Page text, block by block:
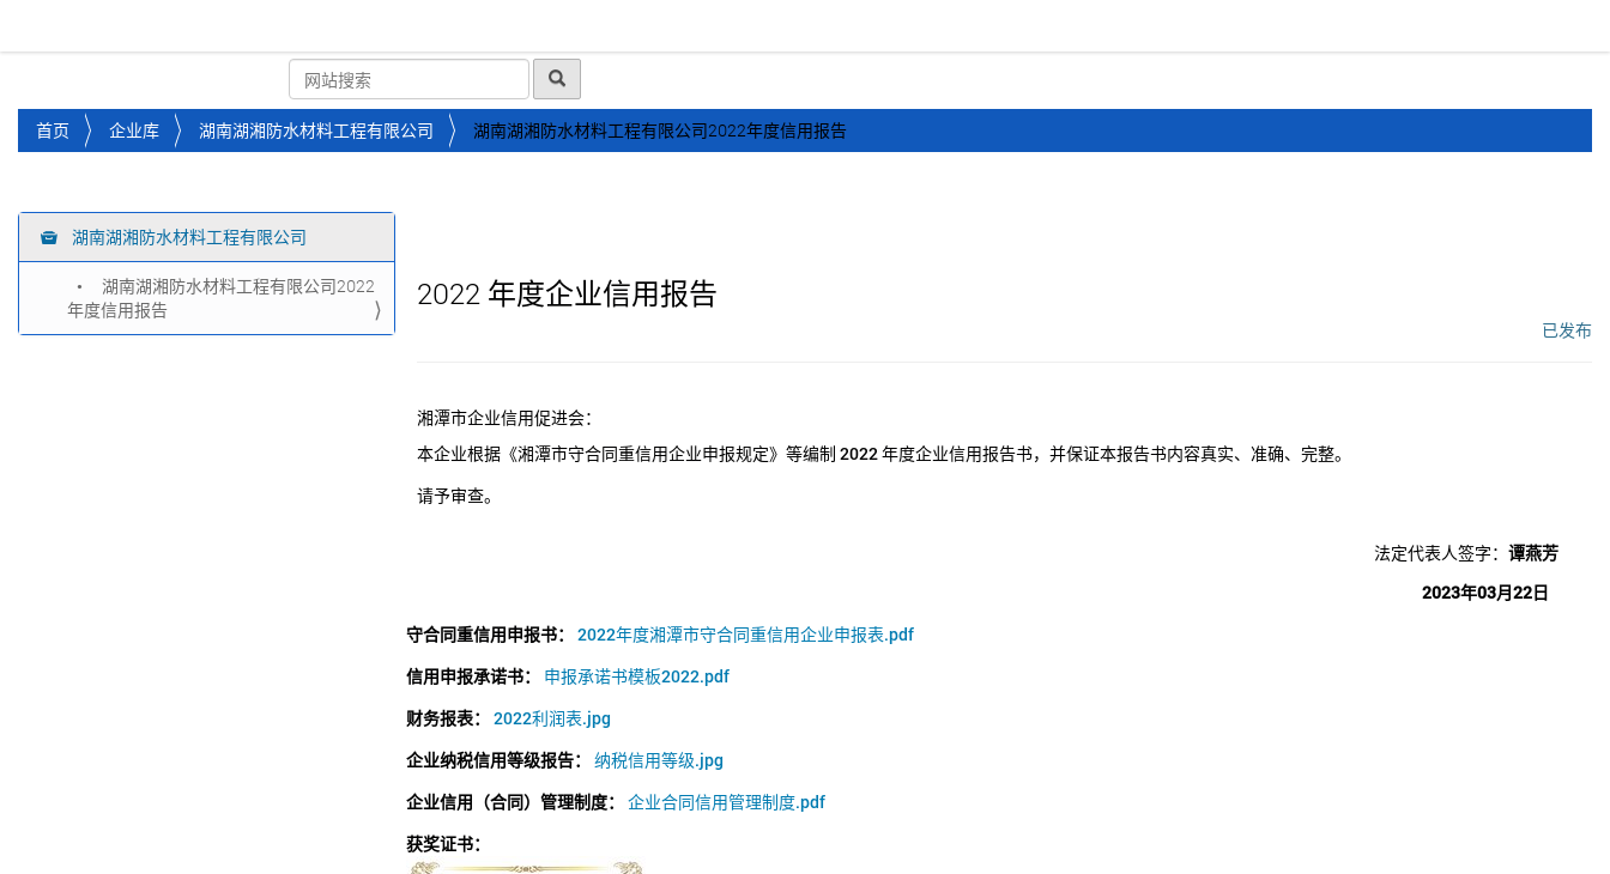
您
位
首页 企业库 湖南湖湘防水材料工程有限公司 湖南湖湘防水材料工程有限公司2022年度信用报告
导
航
湖南湖湘防水材料工程有限公司
湖南湖湘防水材料工程有限公司2022
年度信用报告
2022 年度企业信用报告
已发布
湘潭市企业信用促进会：
本企业根据《湘潭市守合同重信用企业申报规定》等编制 2022年度企业信用报告书，并保证本报告书内容真实、准确、完整。
请予审查。
法定代表人签字： 谭燕芳
2023年03月22日
守合同重信用申报书：
2022年度湘潭市守合同重信用企业申报表.pdf
信用申报承诺书：
申报承诺书模板2022.pdf
财务报表：
2022利润表.jpg
企业纳税信用等级报告：
纳税信用等级.jpg
企业信用（合同）管理制度：
企业合同信用管理制度.pdf
获奖证书：